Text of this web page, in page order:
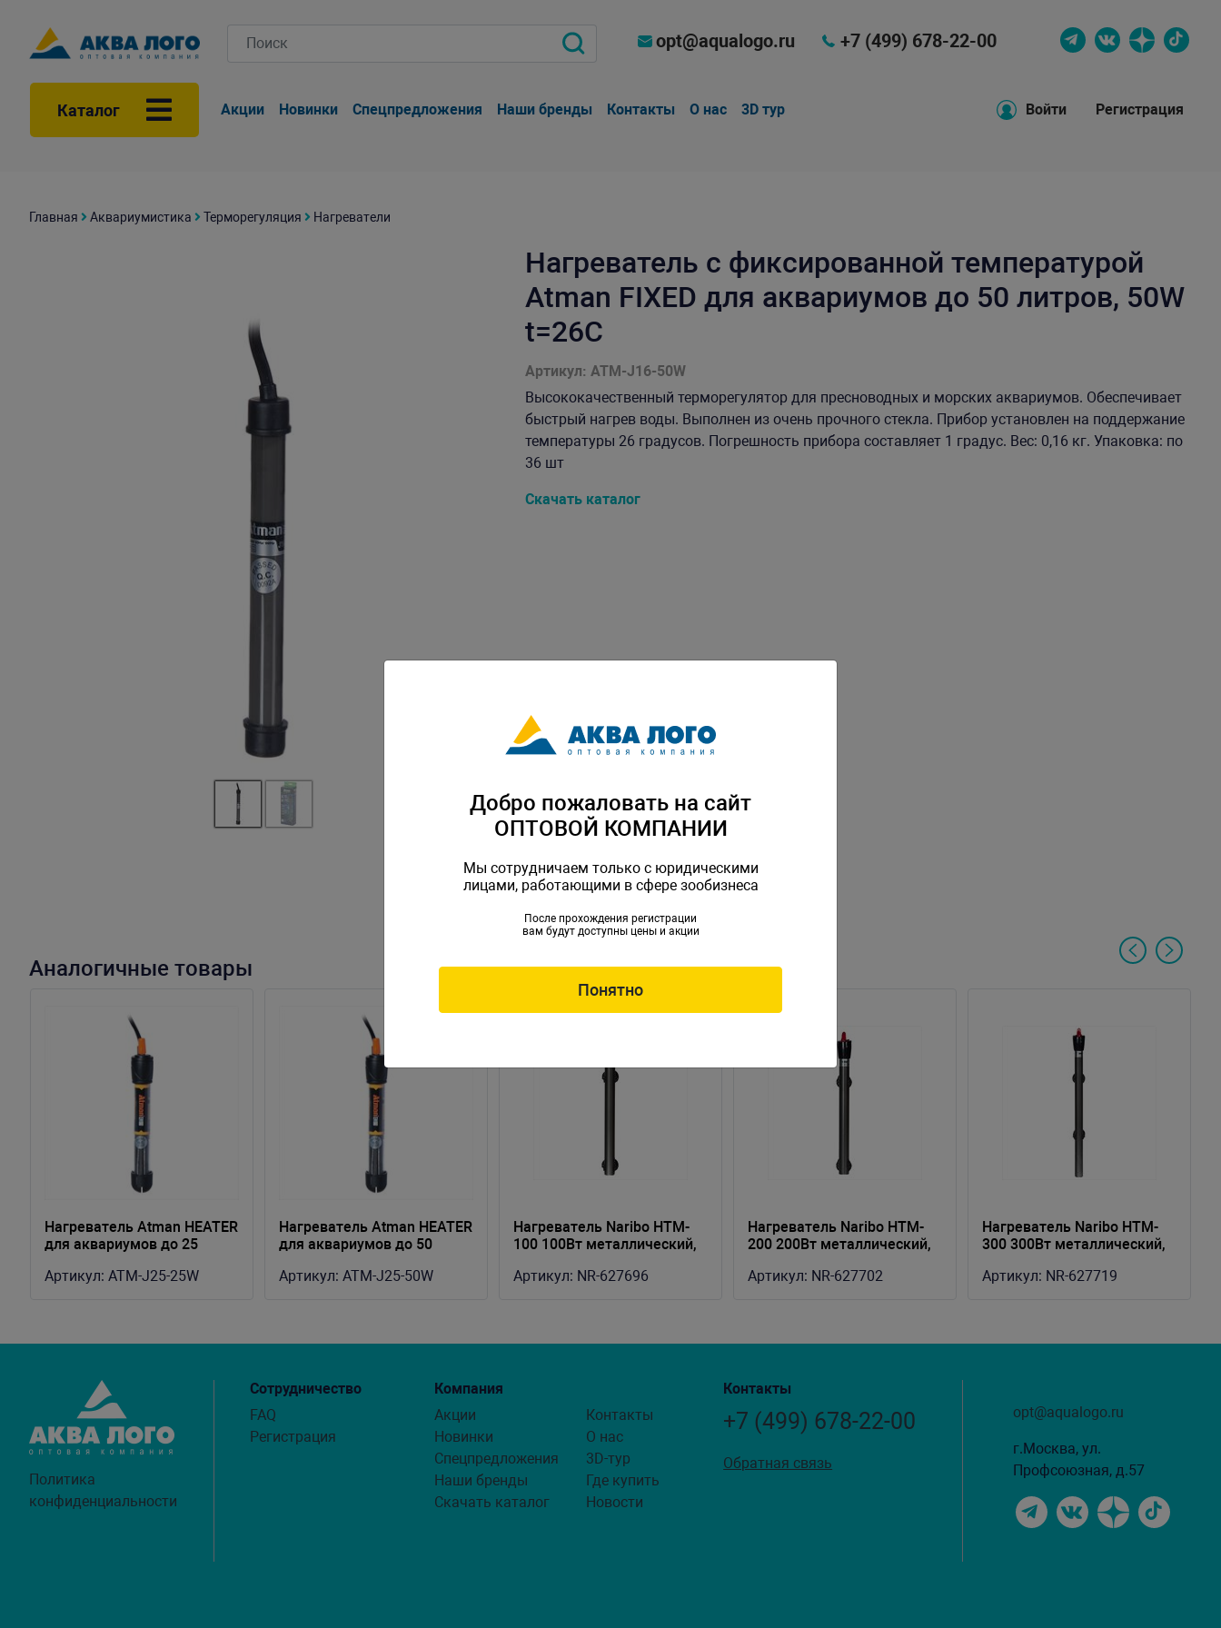
opt@aqualogo.ru +7 (499) 678-22-00
Каталог Акции Новинки Спецпредложения Наши бренды Контакты О нас 3D тур Войти Регистрация
Главная Аквариумистика Терморегуляция Нагреватели
Нагреватель c фиксированной температурой
Atman FIXED для аквариумов до 50 литров, 50W
t=26C
Артикул: ATM-J16-50W
Высококачественный терморегулятор для пресноводных и морских аквариумов. Обеспечивает
быстрый нагрев воды. Выполнен из очень прочного стекла. Прибор установлен на поддержание
температуры 26 градусов. Погрешность прибора составляет 1 градус. Вес: 0,16 кг. Упаковка: по
36 шт
Скачать каталог
Аналогичные товары
Нагреватель Atman HEATER
для аквариумов до 25
Артикул: ATM-J25-25W
Нагреватель Atman HEATER
для аквариумов до 50
Артикул: ATM-J25-50W
Нагреватель Naribo HTM-
100 100Вт металлический,
Артикул: NR-627696
Нагреватель Naribo HTM-
200 200Вт металлический,
Артикул: NR-627702
Нагреватель Naribo HTM-
300 300Вт металлический,
Артикул: NR-627719
Политика
конфиденциальности
Сотрудничество
FAQ
Регистрация
Компания
Акции
Новинки
Спецпредложения
Наши бренды
Скачать каталог
Контакты
О нас
3D-тур
Где купить
Новости
Контакты
+7 (499) 678-22-00
Обратная связь
opt@aqualogo.ru
г.Москва, ул.
Профсоюзная, д.57
Добро пожаловать на сайт
ОПТОВОЙ КОМПАНИИ
Мы сотрудничаем только с юридическими
лицами, работающими в сфере зообизнеса
После прохождения регистрации
вам будут доступны цены и акции
Понятно